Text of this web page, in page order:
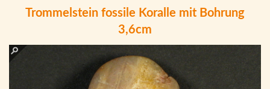
Trommelstein fossile Koralle mit Bohrung
3,6cm